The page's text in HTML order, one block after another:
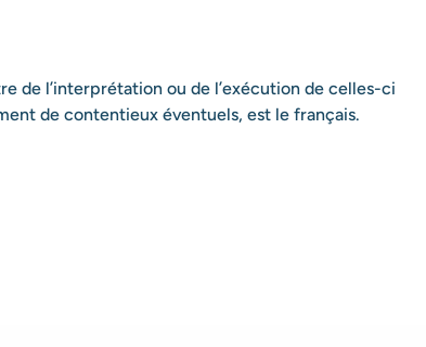
de l’interprétation ou de l’exécution de celles-ci
de contentieux éventuels, est le français.